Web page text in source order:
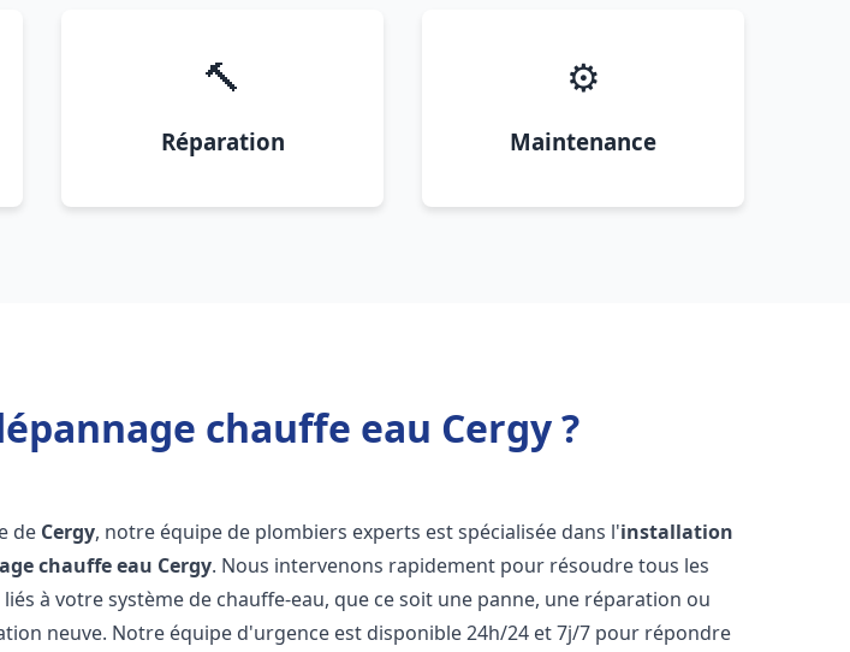
🔨
Réparation
⚙️
Maintenance
chauffe eau Cergy ?
de Cergy, notre équipe de plombiers experts est spécialisée dans l'installation
chauffe eau Cergy. Nous intervenons rapidement pour résoudre tous les
à votre système de chauffe-eau, que ce soit une panne, une réparation ou
neuve. Notre équipe d'urgence est disponible 24h/24 et 7j/7 pour répondre